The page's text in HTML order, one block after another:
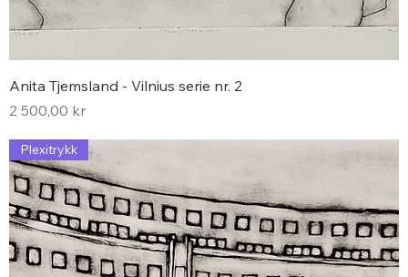
Anita Tjemsland - Vilnius serie nr. 2
Pris
2 500,00 kr
Plexitrykk